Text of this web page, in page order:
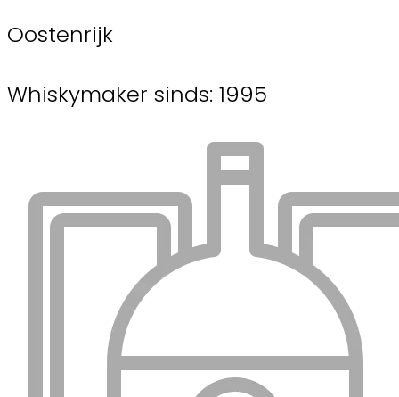
Oostenrijk
Whiskymaker sinds: 1995